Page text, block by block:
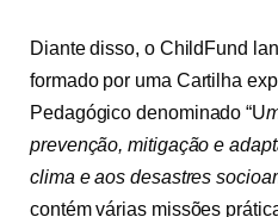
Diante disso, o ChildFund
formado por uma Cartilha
Pedagógico denominado “U
prevenção, mitigação e
clima e aos desastres
contém várias missões